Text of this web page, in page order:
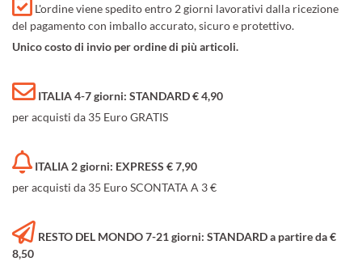
L'ordine viene spedito entro 2 giorni lavorativi dalla ricezione
del pagamento con imballo accurato, sicuro e protettivo.
Unico costo di invio per ordine di più articoli.
ITALIA 4-7 giorni: STANDARD € 4,90
per acquisti da 35 Euro GRATIS
ITALIA 2 giorni: EXPRESS € 7,90
per acquisti da 35 Euro SCONTATA A 3 €
RESTO DEL MONDO 7-21 giorni: STANDARD a partire da €
8,50